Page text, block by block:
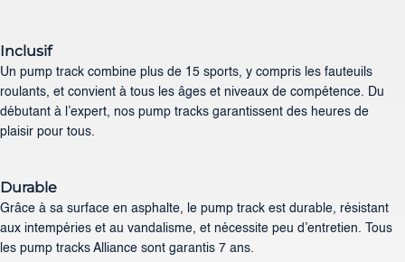
Inclusif
Un pump track combine plus de 15 sports, y compris les fauteuils
roulants, et convient à tous les âges et niveaux de compétence. Du
débutant à l’expert, nos pump tracks garantissent des heures de
plaisir pour tous.
Durable
Grâce à sa surface en asphalte, le pump track est durable, résistant
aux intempéries et au vandalisme, et nécessite peu d’entretien. Tous
les pump tracks Alliance sont garantis 7 ans.